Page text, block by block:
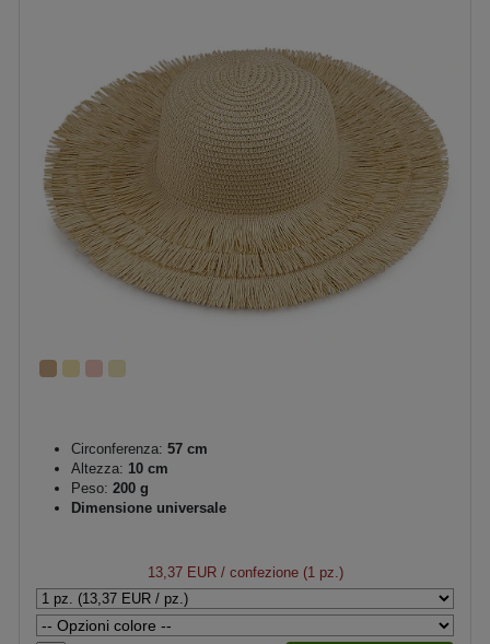
Circonferenza: 57 cm
Altezza: 10 cm
Peso: 200 g
Dimensione universale
13,37 EUR/ confezione (1 pz.)